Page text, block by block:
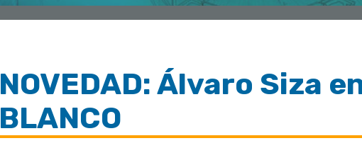
NOVEDAD: Álvaro Siza
BLANCO